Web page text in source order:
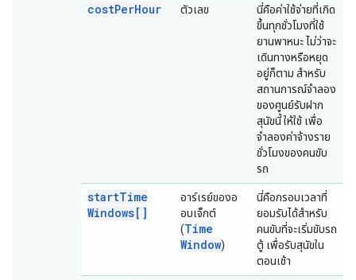
costPerHour ตัวเลข
นี่คือค่าใช้จ่ายที่เกิด
ขึ้นทุกชั่วโมงที่ใช้
ยานพาหนะ ไม่ว่าจะ
เดินทางหรือหยุด
อยู่ก็ตาม สำหรับ
สถานการณ์จำลอง
ของศูนย์รับฝาก
สุนัขนี้ ให้ใช้ เพื่อ
จำลองค่าจ้างราย
ชั่วโมงของคนขับ
รถ
startTime
Windows[]
อาร์เรย์ของอ
อบเจ็กต์
(Time
Window)
นี่คือกรอบเวลาที่
ยอมรับได้สำหรับ
คนขับที่จะเริ่มขับรถ
ตู้ เพื่อรับสุนัขใน
ตอนเช้า